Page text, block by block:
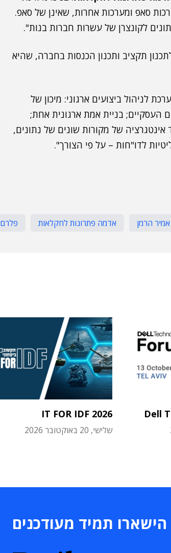
סאפ ומערכות אחרות, שאינן של סאפ.
לקונצרן של עשרות חברות בנות".
תקציב ותכנון הכנסות בחברה, שהיא
לניהול ביצועים ארגוני: מיכון של
העסקיים; בניית אמת ארגונית אחת;
של מקורות שונים של נתונים,
אמיר הרמן אדמה פתרונות לחקלאות פלרם
Dell
IT FOR IDF 2026
שלישי, 20 באוקטובר 2026
הישארו תמיד מעודכנים